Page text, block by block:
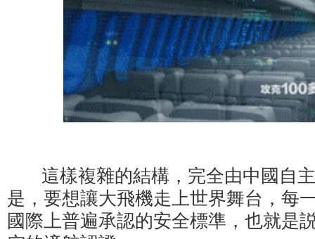
這樣複雜的結構，完全由中國自
是，要想讓大飛機走上世界舞台，每
國際上普遍承認的安全標準，也就是